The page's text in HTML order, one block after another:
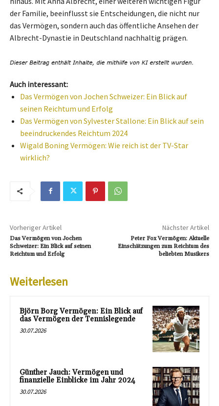
der Familie, beeinflusst sie Entscheidungen, die nicht nur
das Vermögen, sondern auch das öffentliche Ansehen der
Albrecht-Dynastie in Deutschland nachhaltig prägen.
Auch interessant:
Das Vermögen von Jochen Schweizer: Ein Blick auf
seinen Reichtum und Erfolg
Das Vermögen von Sylvester Stallone: Ein Blick auf sein
beeindruckendes Reichtum 2024
Wigald Boning Vermögen: Wie reich ist der TV-Star
wirklich?
Vorheriger Artikel
Das Vermögen von Jochen
Schweizer: Ein Blick auf seinen
Reichtum und Erfolg
Nächster Artikel
Peter Fox Vermögen: Aktuelle
Einschätzungen zum Reichtum des
beliebten Musikers
Weiterlesen
Björn Borg Vermögen: Ein Blick auf
das Vermögen der Tennislegende
30.07.2026
Günther Jauch: Vermögen und
finanzielle Einblicke im Jahr 2024
30.07.2026